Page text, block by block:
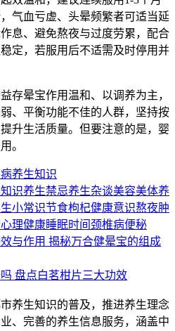
气血亏虚、头晕频繁者可适当延
息、避免熬夜与过度劳累，配合
定，若服用后不适需及时停用并
存晕宝作用温和、以调养为主，
、平衡功能不佳的人群，坚持按
升生活质量。但要注意的是，婴
。
养生知识
识养生禁忌养生杂谈美容美体养
小常识节食枸杞健康意识熬夜肿
心理健康睡眠时间颈椎病便秘
与作用 揭秘万合健晕宝的组成
盘点白茗柑片三大功效
养生知识的普及，推进养生理念
、完善的养生信息服务，涵盖中